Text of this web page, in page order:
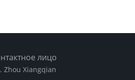
лицо
Zhou Xiangqian